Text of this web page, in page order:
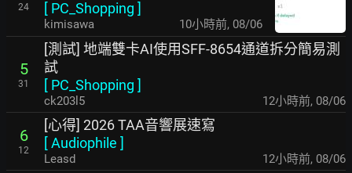
24
[ PC_Shopping ]
kimisawa 10小時前, 08/06
5
31
[測試] 地端雙卡AI使用SFF-8654通道拆分簡易測
試
[ PC_Shopping ]
ck203l5 12小時前, 08/06
6
12
[心得] 2026 TAA音響展速寫
[Audiophile ]
Leasd 12小時前, 08/06